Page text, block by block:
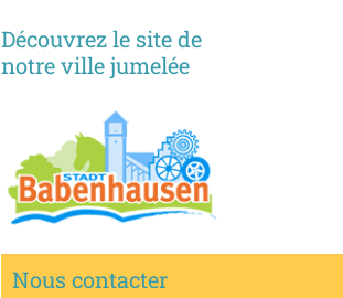
Découvrez le site de
notre ville jumelée
Nous contacter